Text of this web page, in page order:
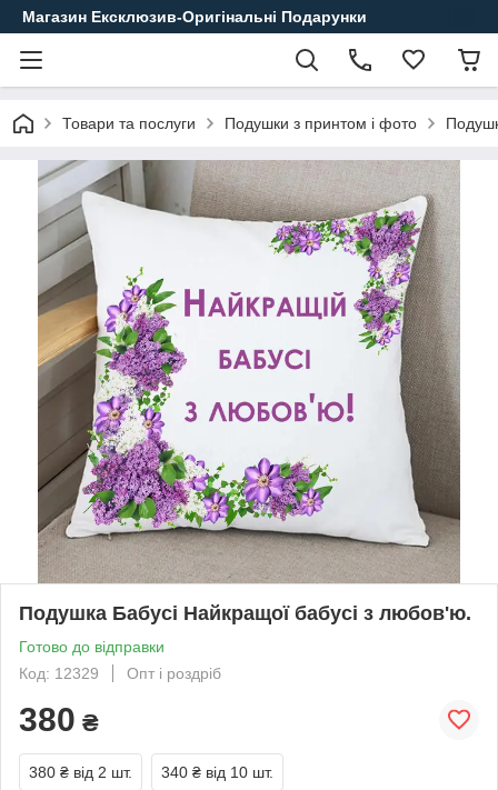
Магазин Ексклюзив-Оригінальні Подарунки
Товари та послуги Подушки з принтом і фото
Подушка Бабусі Найкращої бабусі з любов'ю.
Готово до відправки
Код: 12329
Опт і роздріб
380 ₴
380 ₴ від 2 шт. 340 ₴ від 10 шт.